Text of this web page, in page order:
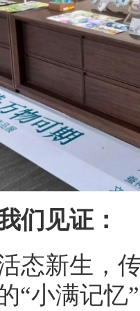
们见证：
态新生，
“小满记忆